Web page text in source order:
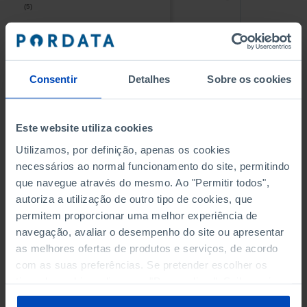
Consentir Detalhes Sobre os cookies
Este website utiliza cookies
Utilizamos, por definição, apenas os cookies
necessários ao normal funcionamento do site, permitindo
que navegue através do mesmo. Ao "Permitir todos",
autoriza a utilização de outro tipo de cookies, que
permitem proporcionar uma melhor experiência de
navegação, avaliar o desempenho do site ou apresentar
as melhores ofertas de produtos e serviços, de acordo
com as suas preferências. Se pretender escolher os
sobre cookies através da gestão de preferências ou da
(5)
(5)
PESSOAL AO SERVIÇO NAS
PESSOAL AO SERVIÇO NAS
DO MUNICÍPIO (%)
Empresas não financeiras
DO MUNICÍPIO (%)
Empresas não financeiras
VOLUME DE NEGÓCIOS DAS
QUATRO MAIORES EMPRESAS
DO MUNICÍPIO (%)
VOLUME DE NEGÓCIOS DAS
QUATRO MAIORES EMPRESAS
DO MUNICÍPIO (%)
-
BANCOS, CAIXAS ECONÓMICAS
BANCOS, CAIXAS ECONÓMICAS
CAIXAS DE CRÉDITO AGRÍCOLA
CAIXAS DE CRÉDITO AGRÍCOLA